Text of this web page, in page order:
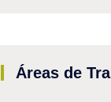
Áreas de